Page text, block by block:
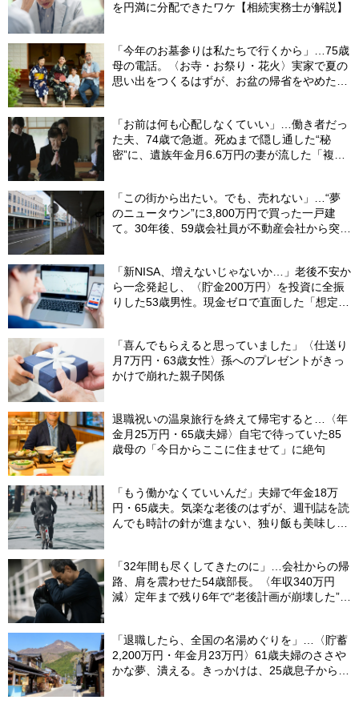
を円満に分配できたワケ【相続実務士が解説】
「今年のお墓参りは私たちで行くから」…75歳
母の電話。〈お寺・お祭り・花火〉実家で夏の
思い出をつくるはずが、お盆の帰省をやめた理
「お前は何も心配しなくていい」…働き者だっ
た夫、74歳で急逝。死ぬまで隠し通した“秘
密”に、遺族年金月6.6万円の妻が流した「複雑
「この街から出たい。でも、売れない」…“夢
のニュータウン”に3,800万円で買った一戸建
て。30年後、59歳会社員が不動産会社から突き
「新NISA、増えないじゃないか…」老後不安か
ら一念発起し、〈貯金200万円〉を投資に全振
りした53歳男性。現金ゼロで直面した「想定外
「喜んでもらえると思っていました」〈仕送り
月7万円・63歳女性〉孫へのプレゼントがきっ
かけで崩れた親子関係
退職祝いの温泉旅行を終えて帰宅すると…〈年
金月25万円・65歳夫婦〉自宅で待っていた85
歳母の「今日からここに住ませて」に絶句
「もう働かなくていいんだ」夫婦で年金18万
円・65歳夫。気楽な老後のはずが、週刊誌を読
んでも時計の針が進まない、独り飯も美味しく
「32年間も尽くしてきたのに」…会社からの帰
路、肩を震わせた54歳部長。〈年収340万円
減〉定年まで残り6年で“老後計画が崩壊した”ワ
「退職したら、全国の名湯めぐりを」…〈貯蓄
2,200万円・年金月23万円〉61歳夫婦のささや
かな夢、潰える。きっかけは、25歳息子から届